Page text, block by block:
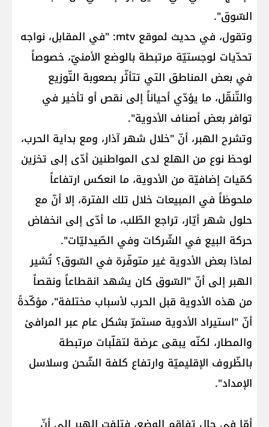
السّوق".
وتقول، في حديث لموقع mtv: "في المقابل، نواجه
تحدّيات لوجستيّة مرتبطة بالوضع الأمنيّ، خصوصاً
في بعض المناطق التي تتأثّر بصعوبة التّوزيع
والتّنقّل، ما يؤدّي أحياناً إلى نقص أو تأخير في
توافر بعض أصناف الأدوية".
وتشرح الهبر، أنّ "خلال شهر آذار، ومع بداية الحرب،
لوحظ نوع من الهلع لدى المواطنين أدّى إلى تخزين
كمّيات إضافيّة من الأدوية، ما انعكس ارتفاعاً
ملحوظاً في المبيعات خلال تلك الفترة، إلا أنّ مع
حلول شهر أيّار، تراجع الطّلب، ما أدّى إلى انخفاض
حركة البيع في الشّركات وفي الصّيدليّات".
لماذا بعض الأدوية غير متوفّرة في السّوق؟ تُشير
الهبر إلى أنّ "السّوق كان يشهد انقطاعاً ونقصاً
من هذه الأدوية قبل الحرب لأسباب مختلفة"، مؤكّدةً
أنّ "استيراد الأدوية مستمرّ بشكل عام عبر المرافئ
والمطار، لكنّه يبقى عرضة لتقلّبات مرتبطة
بالظّروف الإقليميّة وارتفاع كلفة الشّحن وسلاسل
الإمداد".